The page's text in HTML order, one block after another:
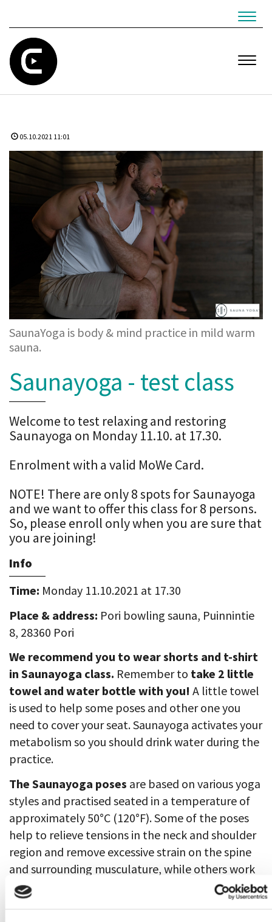
05.10.2021 11:01
SaunaYoga is body & mind practice in mild warm
sauna.
Saunayoga - test class
Welcome to test relaxing and restoring
Saunayoga on Monday 11.10. at 17.30.
Enrolment with a valid MoWe Card.
NOTE! There are only 8 spots for Saunayoga
and we want to offer this class for 8 persons.
So, please enroll only when you are sure that
you are joining!
Info
Time: Monday 11.10.2021 at 17.30
Place & address: Pori bowling sauna, Puinnintie
8, 28360 Pori
We recommend you to wear shorts and t-shirt
in Saunayoga class. Remember to take 2 little
towel and water bottle with you! A little towel
is used to help some poses and other one you
need to cover your seat. Saunayoga activates your
metabolism so you should drink water during the
practice.
The Saunayoga poses are based on various yoga
styles and practised seated in a temperature of
approximately 50°C (120°F). Some of the poses
help to relieve tensions in the neck and shoulder
region and remove excessive strain on the spine
and surrounding musculature, while others work
to strengthen the trunk and leg muscles.